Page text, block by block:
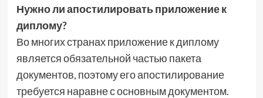
Нужно ли апостилировать приложение к
диплому?
Во многих странах приложение к диплому
является обязательной частью пакета
документов, поэтому его апостилирование
требуется наравне с основным документом.